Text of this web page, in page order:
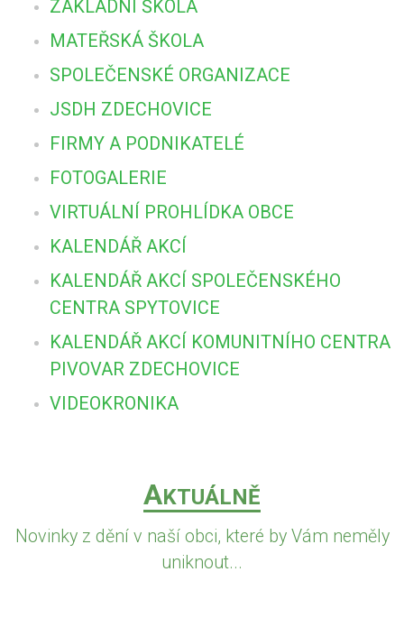
ZÁKLADNÍ ŠKOLA
MATEŘSKÁ ŠKOLA
SPOLEČENSKÉ ORGANIZACE
JSDH ZDECHOVICE
FIRMY A PODNIKATELÉ
FOTOGALERIE
VIRTUÁLNÍ PROHLÍDKA OBCE
KALENDÁŘ AKCÍ
KALENDÁŘ AKCÍ SPOLEČENSKÉHO
CENTRA SPYTOVICE
KALENDÁŘ AKCÍ KOMUNITNÍHO CENTRA
PIVOVAR ZDECHOVICE
VIDEOKRONIKA
AKTUÁLNĚ
Novinky z dění v naší obci, které by Vám neměly
uniknout...